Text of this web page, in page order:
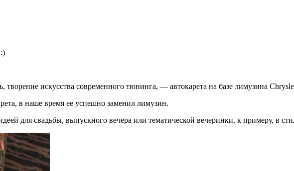
творение искусства современного тюнинга, — автокарета на базе лимузина
в наше время ее успешно заменил лимузин.
для свадьбы, выпускного вечера или тематической вечеринки, к примеру, в